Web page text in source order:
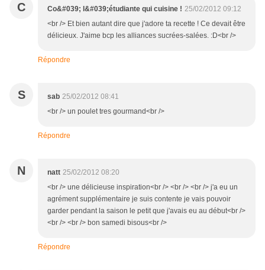
C Co&#039; l&#039;étudiante qui cuisine ! 25/02/2012 09:12
<br /> Et bien autant dire que j'adore ta recette ! Ce devait être
délicieux. J'aime bcp les alliances sucrées-salées. :D<br />
Répondre
S sab 25/02/2012 08:41
<br /> un poulet tres gourmand<br />
Répondre
N natt 25/02/2012 08:20
<br /> une délicieuse inspiration<br /> <br /> <br /> j'a eu un
agrément supplémentaire je suis contente je vais pouvoir
garder pendant la saison le petit que j'avais eu au début<br />
<br /> <br /> bon samedi bisous<br />
Répondre